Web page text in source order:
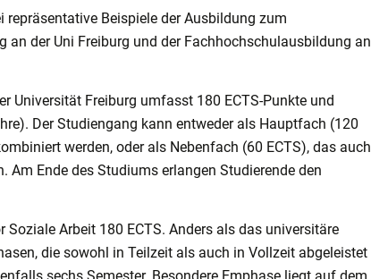
Beispiele der Ausbildung zum
an der Uni Freiburg und der Fachhochschulausbildung an
Universität Freiburg umfasst 180 ECTS-Punkte und
Der Studiengang kann entweder als Hauptfach (120
werden, oder als Nebenfach (60 ECTS), das auch
Ende des Studiums erlangen Studierende den
Arbeit 180 ECTS. Anders als das universitäre
die sowohl in Teilzeit als auch in Vollzeit abgeleistet